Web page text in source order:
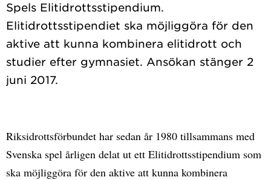
Spels Elitidrottsstipendium.
Elitidrottsstipendiet ska möjliggöra för den
aktive att kunna kombinera elitidrott och
studier efter gymnasiet. Ansökan stänger 2
Riksidrottsförbundet har sedan år 1980 tillsammans med
Svenska spel årligen delat ut ett Elitidrottsstipendium som
ska möjliggöra för den aktive att kunna kombinera